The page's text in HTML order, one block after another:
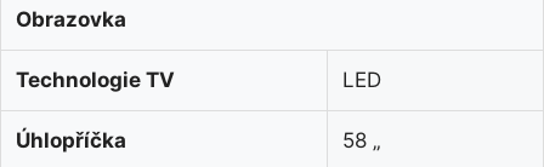
Obrazovka
Technologie TV LED
Úhlopříčka 58 „